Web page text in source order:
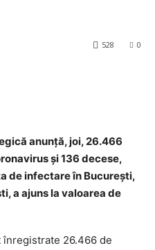
0
528
anunţă, joi, 26.466
şi 136 decese,
de infectare în Bucureşti,
a ajuns la valoarea de
26.466 de